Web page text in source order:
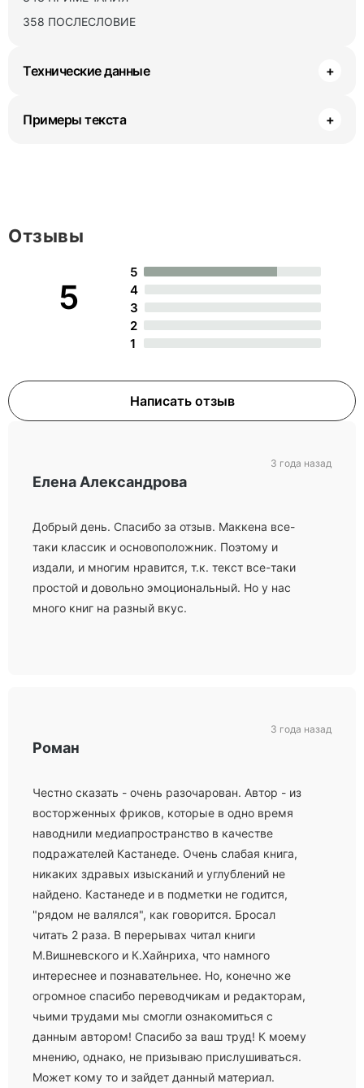
358 ПОСЛЕСЛОВИЕ
Технические данные +
Примеры текста +
5
5
4
3
2
1
Написать отзыв
Отзывы
Елена Александрова
Добрый день. Спасибо за отзыв. Маккена все-
таки классик и основоположник. Поэтому и
издали, и многим нравится, т.к. текст все-таки
простой и довольно эмоциональный. Но у нас
много книг на разный вкус.
3 года назад
Роман
Честно сказать - очень разочарован. Автор - из
восторженных фриков, которые в одно время
наводнили медиапространство в качестве
подражателей Кастанеде. Очень слабая книга,
никаких здравых изысканий и углублений не
найдено. Кастанеде и в подметки не годится,
"рядом не валялся", как говорится. Бросал
читать 2 раза. В перерывах читал книги
М.Вишневского и К.Хайнриха, что намного
интереснее и познавательнее. Но, конечно же
огромное спасибо переводчикам и редакторам,
чьими трудами мы смогли ознакомиться с
данным автором! Спасибо за ваш труд! К моему
мнению, однако, не призываю прислушиваться.
Может кому то и зайдет данный материал.
3 года назад